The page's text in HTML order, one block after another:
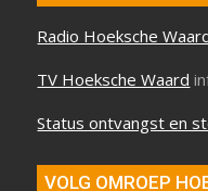
Radio Hoeksche
TV Hoeksche Waard
Status ontvangst en
VOLG OMROEP